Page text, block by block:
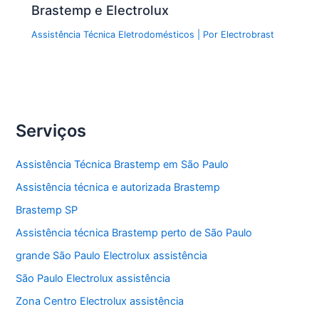
Brastemp e Electrolux
Assistência Técnica Eletrodomésticos | Por Electrobrast
Serviços
Assistência Técnica Brastemp em São Paulo
Assistência técnica e autorizada Brastemp
Brastemp SP
Assistência técnica Brastemp perto de São Paulo
grande São Paulo Electrolux assistência
São Paulo Electrolux assistência
Zona Centro Electrolux assistência